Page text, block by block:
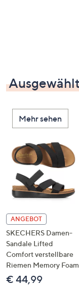
Mehr sehen
ANGEBOT
SKECHERS Damen-
Sandale Lifted
Comfort verstellbare
Riemen Memory Foam
€ 44,99